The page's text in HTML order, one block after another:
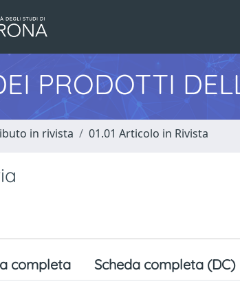
PRODOTTI
in rivista 01.01 Articolo in Rivista
completa Scheda completa (DC)